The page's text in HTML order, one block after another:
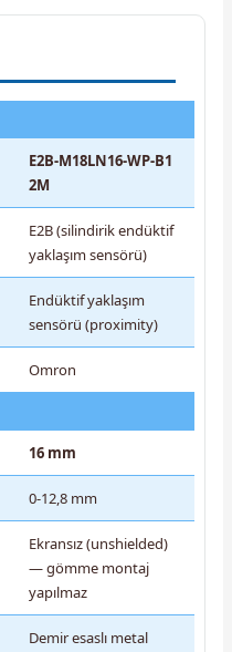
E2B-M18LN16-WP-B1
2M
E2B (silindirik endüktif
yaklaşım sensörü)
Endüktif yaklaşım
sensörü (proximity)
Omron
16 mm
0-12,8 mm
Ekransız (unshielded)
— gömme montaj
yapılmaz
Demir esaslı metal